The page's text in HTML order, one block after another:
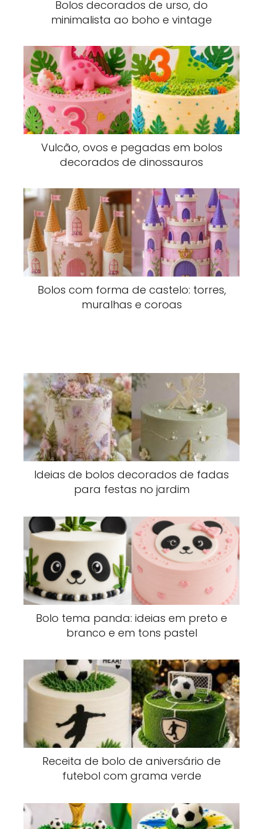
Bolos decorados de urso, do
minimalista ao boho e vintage
Vulcão, ovos e pegadas em bolos
decorados de dinossauros
Bolos com forma de castelo: torres,
muralhas e coroas
Ideias de bolos decorados de fadas
para festas no jardim
Bolo tema panda: ideias em preto e
branco e em tons pastel
Receita de bolo de aniversário de
futebol com grama verde